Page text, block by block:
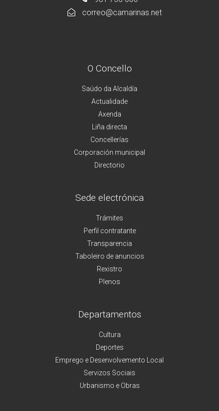
correo@camarinas.net
O Concello
Saúdo da Alcaldía
Actualidade
Axenda
Liña directa
Concellerías
Corporación municipal
Directorio
Sede electrónica
Trámites
Perfil contratante
Transparencia
Taboleiro de anuncios
Rexistro
Plenos
Departamentos
Cultura
Deportes
Emprego e Desenvolvemento Local
Servizos Sociais
Urbanismo e Obras